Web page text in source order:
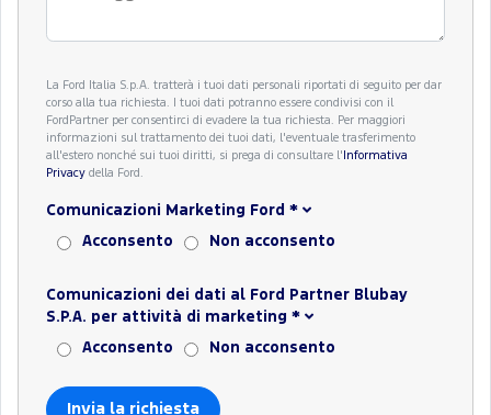
La Ford Italia S.p.A. tratterà i tuoi dati personali riportati di seguito per dar
corso alla tua richiesta. I tuoi dati potranno essere condivisi con il
FordPartner per consentirci di evadere la tua richiesta. Per maggiori
informazioni sul trattamento dei tuoi dati, l'eventuale trasferimento
all'estero nonché sui tuoi diritti, si prega di consultare l' Informativa
Privacy della Ford.
Comunicazioni Marketing Ford *
Acconsento Non acconsento
Comunicazioni dei dati al Ford Partner Blubay
S.P.A. per attività di marketing *
Acconsento Non acconsento